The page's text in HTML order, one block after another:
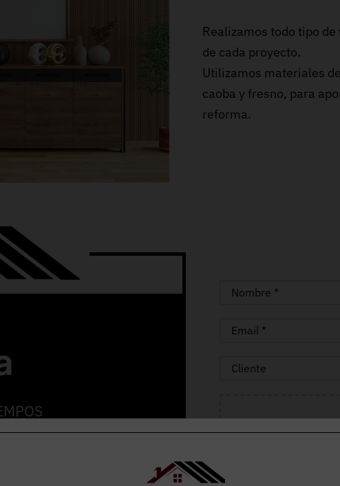
Realizamos todo tipo de
de cada proyecto.
Utilizamos materiales
caoba y fresno, para
reforma.
del Vallès de madera,
muebles y puertas.